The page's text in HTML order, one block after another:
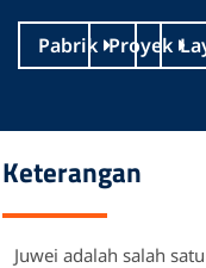
Pabrik Proyek
Keterangan
Juwei adalah salah